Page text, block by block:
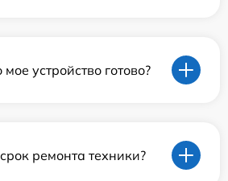
устройство готово?
ремонта техники?